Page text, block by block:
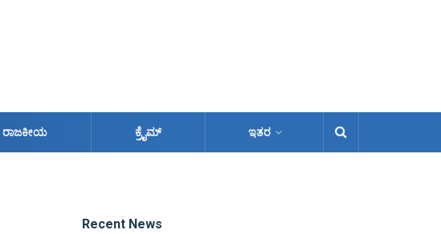
ರಾಜಕೀಯ ಕ್ರೈಮ್ ಇತರ
Recent News